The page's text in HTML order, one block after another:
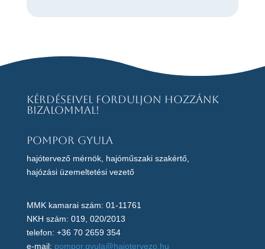
Kérdéseivel forduljon hozzánk
bizalommal!
Pompor Gyula
hajótervező mérnök, hajóműszaki szakértő,
hajózási üzemeltetési vezető
MMK kamarai szám: 01-11761
NKH szám: 019, 020/2013
telefon: +36 70 2659 354
e-mail: pompor.gyula@hajotervezo.hu